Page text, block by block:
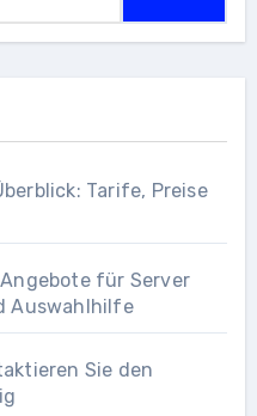
Tarife, Preise
für Server
Auswahlhilfe
Sie den